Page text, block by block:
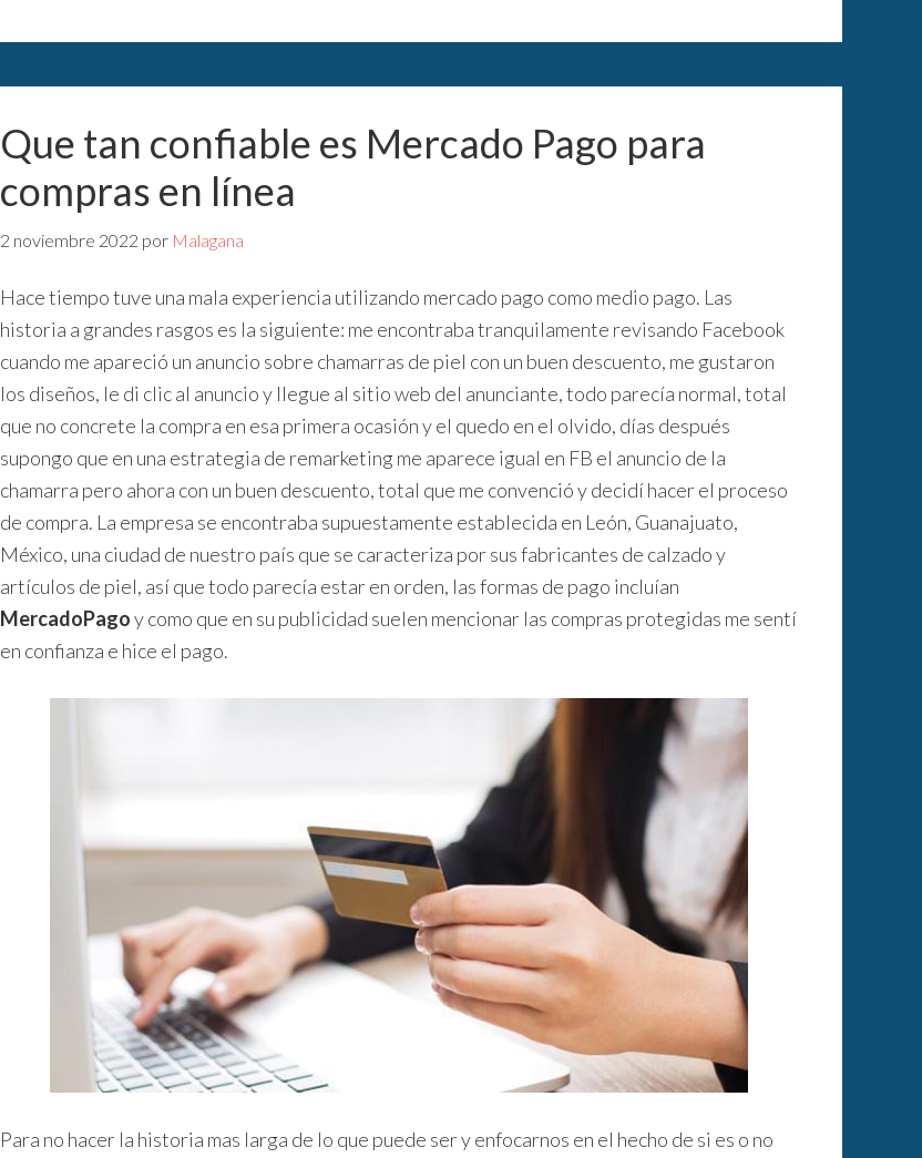
Que tan confiable es Mercado Pago para
compras en línea
2 noviembre 2022 por Malagana
Hace tiempo tuve una mala experiencia utilizando mercado pago como medio pago. Las
historia a grandes rasgos es la siguiente: me encontraba tranquilamente revisando Facebook
cuando me apareció un anuncio sobre chamarras de piel con un buen descuento, me gustaron
los diseños, le di clic al anuncio y llegue al sitio web del anunciante, todo parecía normal, total
que no concrete la compra en esa primera ocasión y el quedo en el olvido, días después
supongo que en una estrategia de remarketing me aparece igual en FB el anuncio de la
chamarra pero ahora con un buen descuento, total que me convenció y decidí hacer el proceso
de compra. La empresa se encontraba supuestamente establecida en León, Guanajuato,
México, una ciudad de nuestro país que se caracteriza por sus fabricantes de calzado y
artículos de piel, así que todo parecía estar en orden, las formas de pago incluían
MercadoPagoy como que en su publicidad suelen mencionar las compras protegidas me sentí
en confianza e hice el pago.
Para no hacer la historia mas larga de lo que puede ser y enfocarnos en el hecho de si es o no